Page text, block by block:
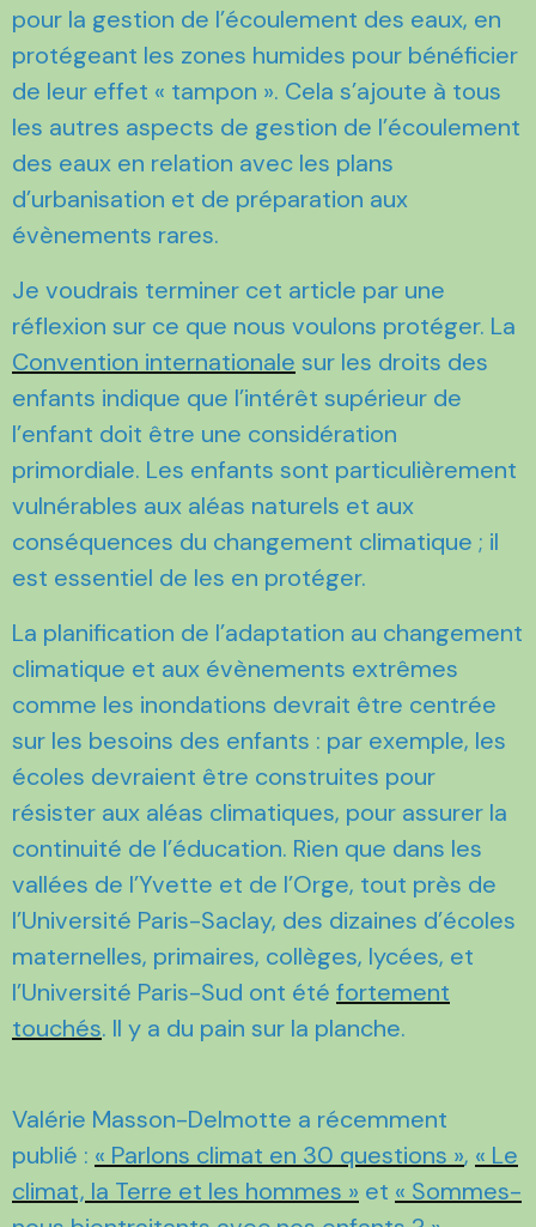
pour la gestion de l’écoulement des eaux, en
protégeant les zones humides pour bénéficier
de leur effet « tampon ». Cela s’ajoute à tous
les autres aspects de gestion de l’écoulement
des eaux en relation avec les plans
d’urbanisation et de préparation aux
évènements rares.
Je voudrais terminer cet article par une
réflexion sur ce que nous voulons protéger. La
Convention internationale sur les droits des
enfants indique que l’intérêt supérieur de
l’enfant doit être une considération
primordiale. Les enfants sont particulièrement
vulnérables aux aléas naturels et aux
conséquences du changement climatique ; il
est essentiel de les en protéger.
La planification de l’adaptation au changement
climatique et aux évènements extrêmes
comme les inondations devrait être centrée
sur les besoins des enfants : par exemple, les
écoles devraient être construites pour
résister aux aléas climatiques, pour assurer la
continuité de l’éducation. Rien que dans les
vallées de l’Yvette et de l’Orge, tout près de
l’Université Paris-Saclay, des dizaines d’écoles
maternelles, primaires, collèges, lycées, et
l’Université Paris-Sud ont été fortement
touchés. Il y a du pain sur la planche.
Valérie Masson-Delmotte a récemment
publié : « Parlons climat en 30 questions », « Le
climat, la Terre et les hommes » et « Sommes-